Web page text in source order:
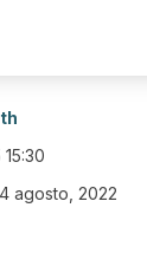
agosto, 2022